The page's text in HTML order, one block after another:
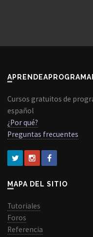
Cursos gratuitos de
español
¿Por qué?
Preguntas frecuentes
MAPA DEL SITIO
Tutoriales
Foros
Referencia